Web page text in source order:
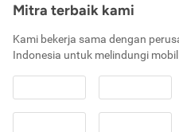
Mitra terbaik kami
Kami bekerja sama dengan
Indonesia untuk melindungi